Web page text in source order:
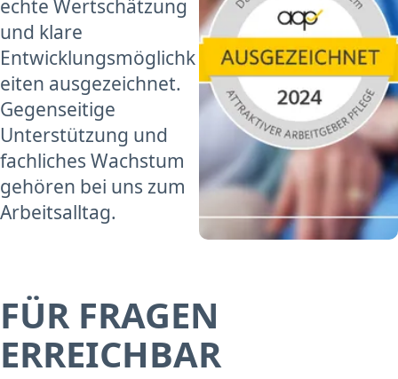
echte Wertschätzung
und klare
Entwicklungsmöglichk
eiten ausgezeichnet.
Gegenseitige
Unterstützung und
fachliches Wachstum
gehören bei uns zum
Arbeitsalltag.
FÜR FRAGEN
ERREICHBAR